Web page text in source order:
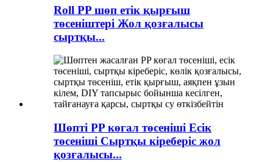
Roll PP шөп етік қырғыш
төсеніштері Жол қозғалысы
сыртқы...
Шөпті PP көгал төсеніші Есік
төсеніші Сыртқы кіреберіс жол
қозғалысы...